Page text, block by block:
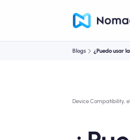
Blogs ¿Puedo usar
Device Compatibility,